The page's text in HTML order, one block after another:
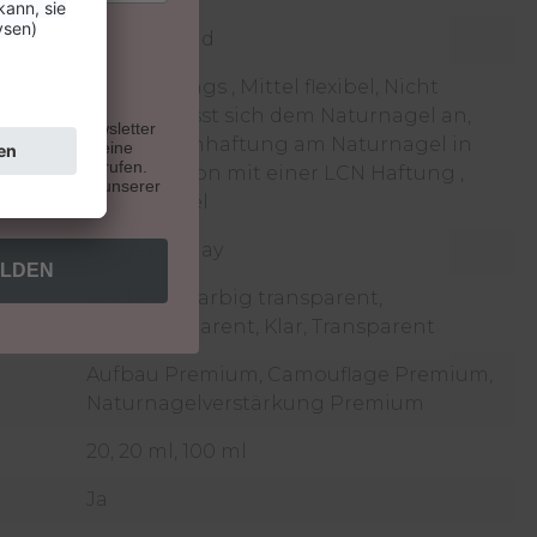
Keine Liftings , Mittel flexibel, Nicht
flexibel, Passt sich dem Naturnagel an,
Perfekte Anhaftung am Naturnagel in
Kombination mit einer LCN Haftung ,
Ohne Display
Deckend, Farbig transparent,
Halbtransparent, Klar, Transparent
Aufbau Premium, Camouflage Premium,
Naturnagelverstärkung Premium
20, 20 ml, 100 ml
Ja
unseren Newsletter
Du kannst deine
widerrufen.
du auf unserer